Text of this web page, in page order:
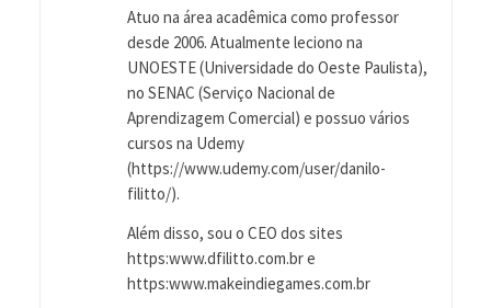
Atuo na área acadêmica como professor
desde 2006. Atualmente leciono na
UNOESTE (Universidade do Oeste Paulista),
no SENAC (Serviço Nacional de
Aprendizagem Comercial) e possuo vários
cursos na Udemy
(https://www.udemy.com/user/danilo-
filitto/).
Além disso, sou o CEO dos sites
https:www.dfilitto.com.br e
https:www.makeindiegames.com.br